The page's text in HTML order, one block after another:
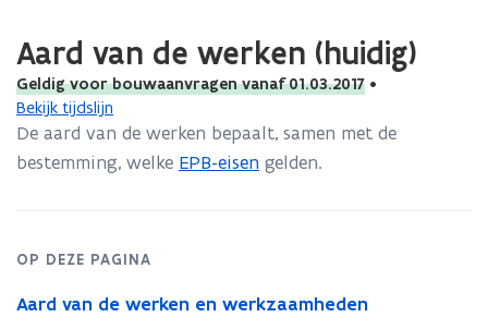
bevindt
zich
op:
Aard
van
Aard van de werken (huidig)
Geldig voor bouwaanvragen vanaf 01.03.2017 •
Bekijk tijdslijn
De aard van de werken bepaalt, samen met de
bestemming, welke EPB-eisen gelden.
OP DEZE PAGINA
Aard van de werken en werkzaamheden